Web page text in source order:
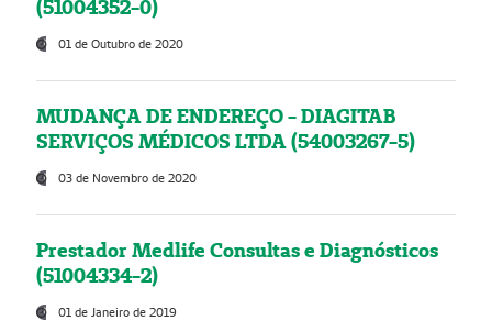
(51004352-0)
01 de Outubro de 2020
MUDANÇA DE ENDEREÇO - DIAGITAB
SERVIÇOS MÉDICOS LTDA (54003267-5)
03 de Novembro de 2020
Prestador Medlife Consultas e Diagnósticos
(51004334-2)
01 de Janeiro de 2019